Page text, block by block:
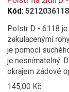
Kód: 5212036118
Polstr D - 6118
zakulacenými
je pomocí
je nesnímatelný.
okrajem zádové
145,00 Kč